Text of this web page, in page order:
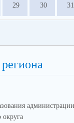
29 30 31